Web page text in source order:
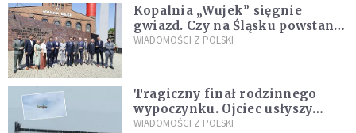
Kopalnia „Wujek” sięgnie
gwiazd. Czy na Śląsku powstanie
„Dolina Krzemowa”?
WIADOMOŚCI Z POLSKI
Tragiczny finał rodzinnego
wypoczynku. Ojciec usłyszy
zarzuty
WIADOMOŚCI Z POLSKI